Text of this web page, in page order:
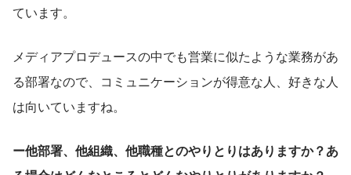
ています。
メディアプロデュースの中でも営業に似たような業務があ
る部署なので、コミュニケーションが得意な人、好きな人
は向いていますね。
ー他部署、他組織、他職種とのやりとりはありますか？あ